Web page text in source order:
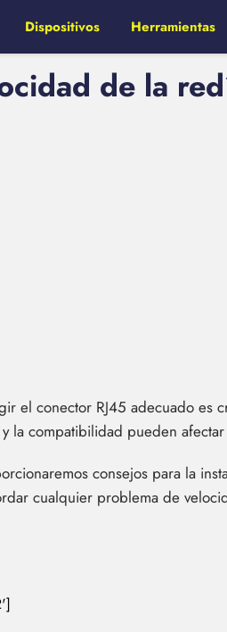
Dispositivos Herramientas
de la
el conector RJ45 adecuado es
la compatibilidad pueden
consejos para la
cualquier problema de